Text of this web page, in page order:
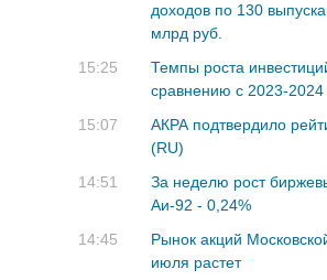
доходов по 130
млрд руб.
15:25
Темпы роста
сравнению с 2023-2024
15:07
АКРА подтвердило
(RU)
14:51
За неделю рост
Аи-92 - 0,24%
14:45
Рынок акций
июля растет